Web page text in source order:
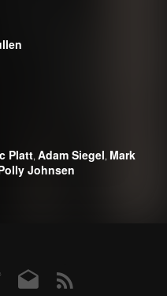
Platt,Adam Siegel, Mark
Johnsen